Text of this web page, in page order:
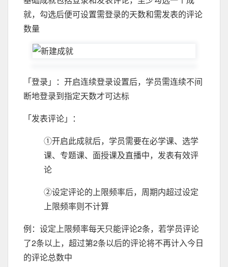
就，勾选后便可设置需登录的天数和需发表的评论
数量
「登录」：开启连续登录设置后，学员需连续不间
断地登录到指定天数才可达标
「发表评论」：
①开启此成就后，学员需要在必学课、选学
课、专题课、面授课及直播中，发表有效评
论
②设定评论的上限频率后，周期内超过设定
上限频率则不计算
例：设定上限频率每天只能评论2条，若学员评论
了2条以上，超过第2条以后的评论将不再计入今日
的评论总数中